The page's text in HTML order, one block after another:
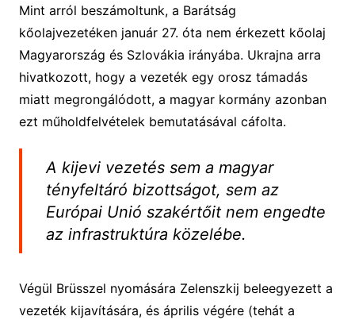
Mint arról beszámoltunk, a Barátság
kőolajvezetéken január 27. óta nem érkezett kőolaj
Magyarország és Szlovákia irányába. Ukrajna arra
hivatkozott, hogy a vezeték egy orosz támadás
miatt megrongálódott, a magyar kormány azonban
ezt műholdfelvételek bemutatásával cáfolta.
A kijevi vezetés sem a magyar
tényfeltáró bizottságot, sem az
Európai Unió szakértőit nem engedte
az infrastruktúra közelébe.
Végül Brüsszel nyomására Zelenszkij beleegyezett a
vezeték kijavítására, és április végére (tehát a